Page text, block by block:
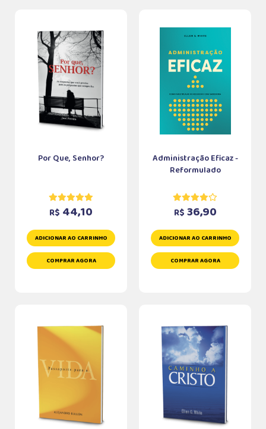
Por Que, Senhor?
R$ 44,10
ADICIONAR AO CARRINHO
COMPRAR AGORA
Administração Eficaz -
Reformulado
R$ 36,90
ADICIONAR AO CARRINHO
COMPRAR AGORA